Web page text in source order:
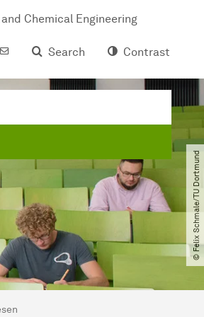
Chemical Engineering
Search
Contrast
© Felix Schmale​/​TU Dortmund